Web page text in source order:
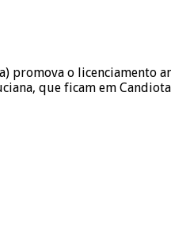
promova o licenciamento
que ficam em